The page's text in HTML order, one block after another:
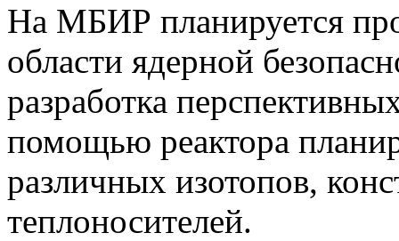
На МБИР планируется
области ядерной
разработка
помощью реактора
различных изотопов,
теплоносителей.